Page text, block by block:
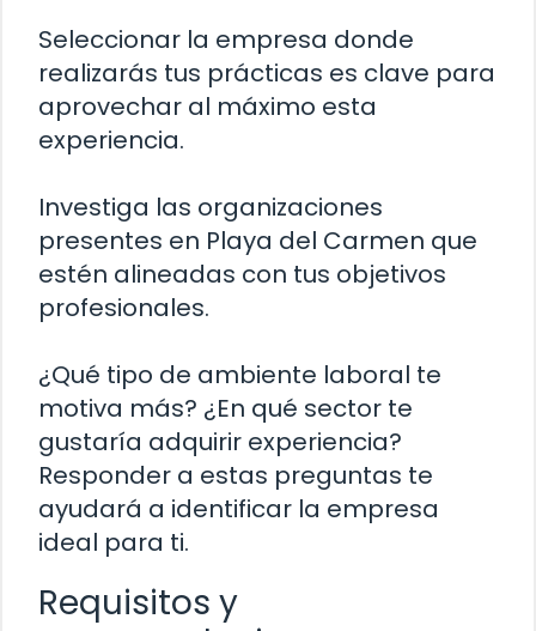
Seleccionar la empresa donde
realizarás tus prácticas es clave para
aprovechar al máximo esta
experiencia.
Investiga las organizaciones
presentes en Playa del Carmen que
estén alineadas con tus objetivos
profesionales.
¿Qué tipo de ambiente laboral te
motiva más? ¿En qué sector te
gustaría adquirir experiencia?
Responder a estas preguntas te
ayudará a identificar la empresa
ideal para ti.
Requisitos y